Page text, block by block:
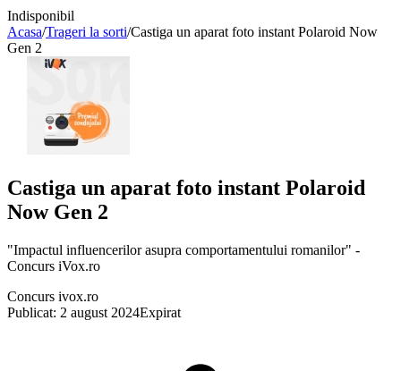
Indisponibil
Acasa/Trageri la sorti/Castiga un aparat foto instant Polaroid Now
Gen 2
Castiga un aparat foto instant Polaroid
Now Gen 2
"Impactul influencerilor asupra comportamentului romanilor" -
Concurs iVox.ro
Concurs ivox.ro
Publicat: 2 august 2024Expirat